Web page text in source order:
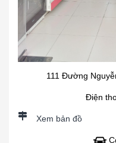
111 Đường
Điện
Xem bản đồ